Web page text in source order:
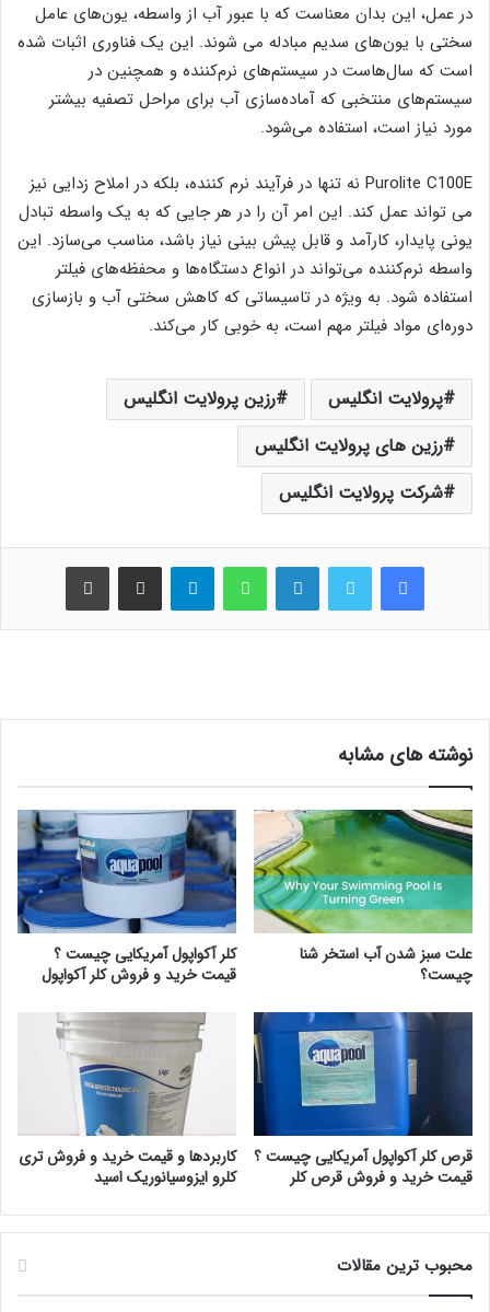
در عمل، این بدان معناست که با عبور آب از واسطه، یون‌های عامل
سختی با یون‌های سدیم مبادله می ‌شوند. این یک فناوری اثبات ‌شده
است که سال‌هاست در سیستم‌های نرم‌کننده و همچنین در
سیستم‌های منتخبی که آماده‌سازی آب برای مراحل تصفیه بیشتر
مورد نیاز است، استفاده می‌شود.
Purolite C100E نه تنها در فرآیند نرم‌ کننده، بلکه در املاح ‌زدایی نیز
می ‌تواند عمل کند. این امر آن را در هر جایی که به یک واسطه تبادل
یونی پایدار، کارآمد و قابل پیش ‌بینی نیاز باشد، مناسب می‌سازد. این
واسطه نرم‌کننده می‌تواند در انواع دستگاه‌ها و محفظه‌های فیلتر
استفاده شود. به ویژه در تاسیساتی که کاهش سختی آب و بازسازی
دوره‌ای مواد فیلتر مهم است، به خوبی کار می‌کند.
پرولایت انگلیس
رزین پرولایت انگلیس
رزین های پرولایت انگلیس
شرکت پرولایت انگلیس
فیس بوک لینکدین واتس آپ اشتراک گذاری از طریق ایمیل
نوشته های مشابه
علت سبز شدن آب استخر شنا
چیست؟
کلر آکواپول آمریکایی چیست ؟
قیمت خرید و فروش کلر آکواپول
قرص کلر آکواپول آمریکایی چیست ؟
قیمت خرید و فروش قرص کلر
کاربردها و قیمت خرید و فروش تری
کلرو ایزوسیانوریک اسید
محبوب ترین مقالات